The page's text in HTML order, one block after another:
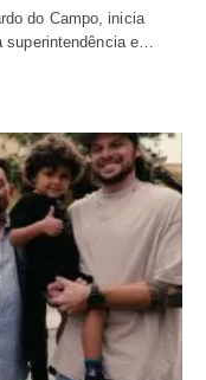
do Campo, inicia
e…